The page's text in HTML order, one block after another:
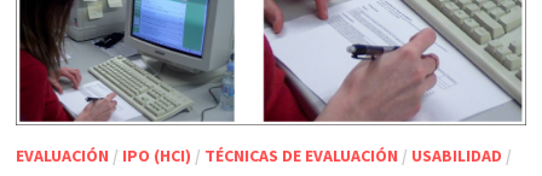
EVALUACIÓN / IPO (HCI) / TÉCNICAS DE EVALUACIÓN / USABILIDAD /